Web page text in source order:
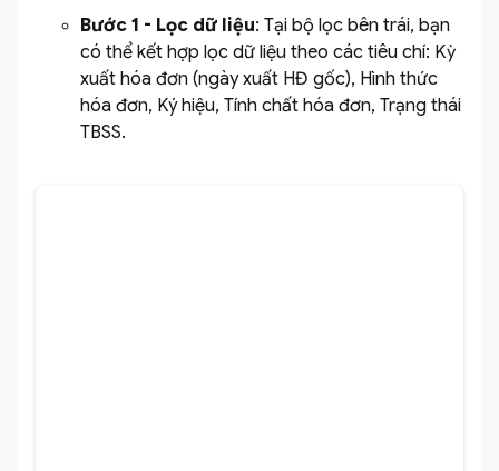
Bước 1 - Lọc dữ liệu: Tại bộ lọc bên trái, bạn
có thể kết hợp lọc dữ liệu theo các tiêu chí: Kỳ
xuất hóa đơn (ngày xuất HĐ gốc), Hình thức
hóa đơn, Ký hiệu, Tính chất hóa đơn, Trạng thái
TBSS.